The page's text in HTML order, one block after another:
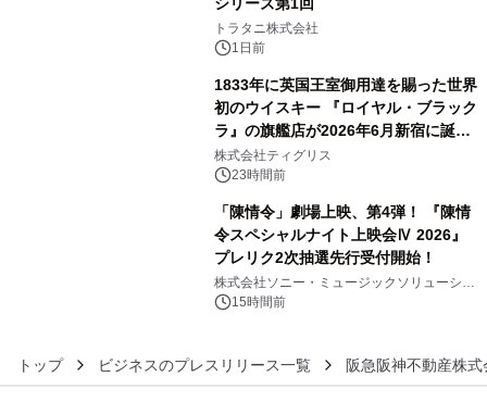
トラタニ株式会社
1日前
1833年に英国王室御用達を賜った世界
初のウイスキー 『ロイヤル・ブラック
ラ』の旗艦店が2026年6月新宿に誕
生 バカルディ ジャパンと連携した
没入型バー「BAR Arca」
株式会社ティグリス
23時間前
「陳情令」劇場上映、第4弾！ 『陳情
令スペシャルナイト上映会Ⅳ 2026』
プレリク2次抽選先行受付開始！
株式会社ソニー・ミュージックソリューショ
ンズ15時間前
トップ ビジネスのプレスリリース一覧 阪急阪神不動産株式